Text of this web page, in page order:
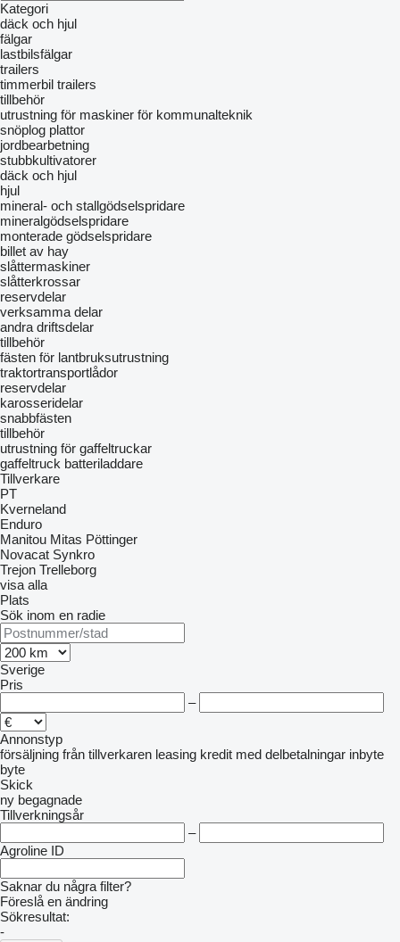
Kategori
däck och hjul
fälgar
lastbilsfälgar
trailers
timmerbil trailers
tillbehör
utrustning för maskiner för kommunalteknik
snöplog plattor
jordbearbetning
stubbkultivatorer
däck och hjul
hjul
mineral- och stallgödselspridare
mineralgödselspridare
monterade gödselspridare
billet av hay
slåttermaskiner
slåtterkrossar
reservdelar
verksamma delar
andra driftsdelar
tillbehör
fästen för lantbruksutrustning
traktortransportlådor
reservdelar
karosseridelar
snabbfästen
tillbehör
utrustning för gaffeltruckar
gaffeltruck batteriladdare
Tillverkare
PT
Kverneland
Enduro
Manitou Mitas Pöttinger
Novacat Synkro
Trejon Trelleborg
visa alla
Plats
Sök inom en radie
Sverige
Pris
–
Annonstyp
försäljning från tillverkaren leasing kredit med delbetalningar inbyte
byte
Skick
ny begagnade
Tillverkningsår
–
Agroline ID
Saknar du några filter?
Föreslå en ändring
Sökresultat:
-